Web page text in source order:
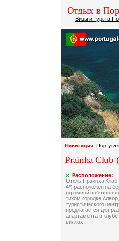
Отдых в
Визы и туры в
Навигация:
Prainha Club
Расположение:
Отель Праинха Клаб
4*) расположен на
огромной
тихом городке
туристического
предлагается для
апартамента в
виллах.